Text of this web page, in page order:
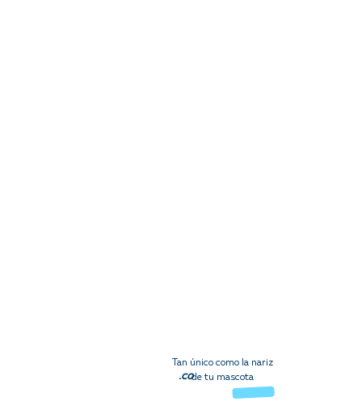
.co
Tan único como la nariz
de tu mascota